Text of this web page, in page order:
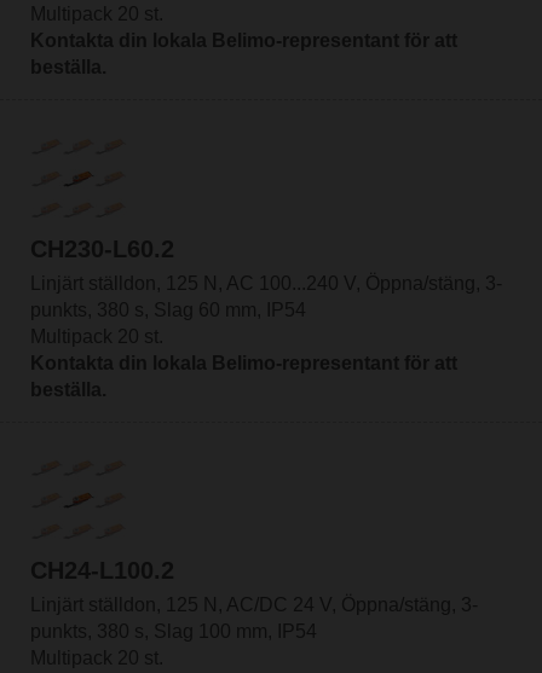
Multipack 20 st.
Kontakta din lokala Belimo-representant för att
beställa.
CH230-L60.2
Linjärt ställdon, 125 N, AC 100...240 V, Öppna/stäng, 3-
punkts, 380 s, Slag 60 mm, IP54
Multipack 20 st.
Kontakta din lokala Belimo-representant för att
beställa.
CH24-L100.2
Linjärt ställdon, 125 N, AC/DC 24 V, Öppna/stäng, 3-
punkts, 380 s, Slag 100 mm, IP54
Multipack 20 st.